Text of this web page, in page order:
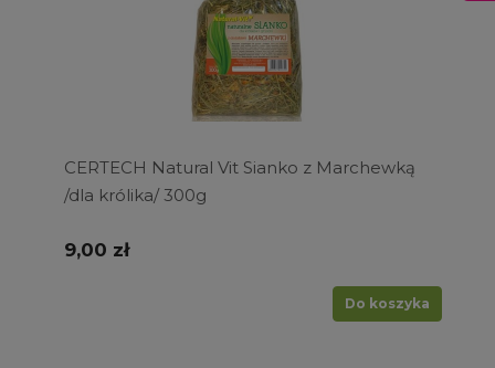
CERTECH Natural Vit Sianko z Marchewką
/dla królika/ 300g
9,00 zł
Do koszyka